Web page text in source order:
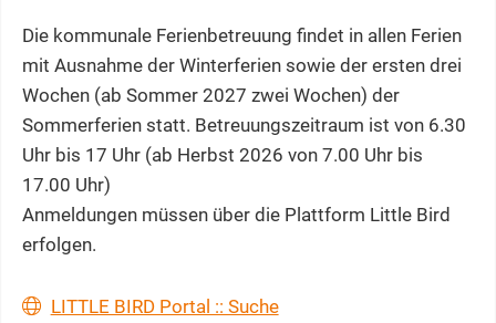
Die kommunale Ferienbetreuung findet in allen Ferien
mit Ausnahme der Winterferien sowie der ersten drei
Wochen (ab Sommer 2027 zwei Wochen) der
Sommerferien statt. Betreuungszeitraum ist von 6.30
Uhr bis 17 Uhr (ab Herbst 2026 von 7.00 Uhr bis
17.00 Uhr)
Anmeldungen müssen über die Plattform Little Bird
erfolgen.
LITTLE BIRD Portal :: Suche